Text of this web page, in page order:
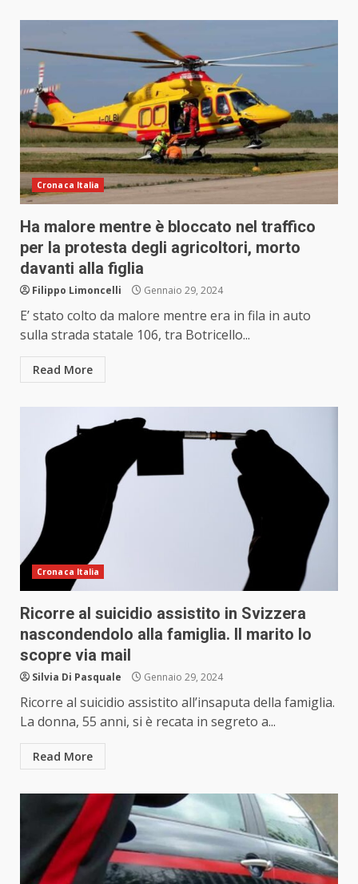
Cronaca Italia
Ha malore mentre è bloccato nel traffico
per la protesta degli agricoltori, morto
davanti alla figlia
Filippo Limoncelli Gennaio 29, 2024
E’ stato colto da malore mentre era in fila in auto
sulla strada statale 106, tra Botricello...
Read More
Cronaca Italia
Ricorre al suicidio assistito in Svizzera
nascondendolo alla famiglia. Il marito lo
scopre via mail
Silvia Di Pasquale Gennaio 29, 2024
Ricorre al suicidio assistito all’insaputa della famiglia.
La donna, 55 anni, si è recata in segreto a...
Read More